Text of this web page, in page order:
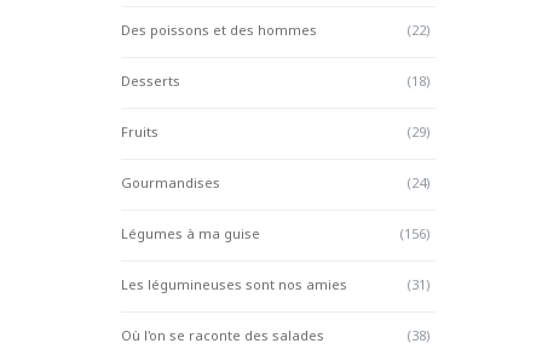
Des poissons et des hommes (22)
Desserts (18)
Fruits (29)
Gourmandises (24)
Légumes à ma guise (156)
Les légumineuses sont nos amies (31)
Où l'on se raconte des salades (38)